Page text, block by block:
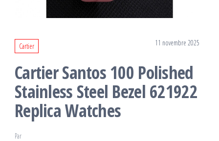
Cartier 11 novembre 2025
Cartier Santos 100 Polished
Stainless Steel Bezel 621922
Replica Watches
Par